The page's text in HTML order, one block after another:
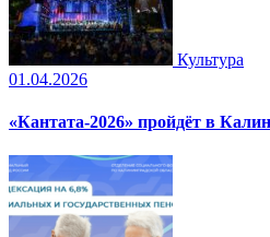
Культура
01.04.2026
«Кантата-2026» пройдёт в